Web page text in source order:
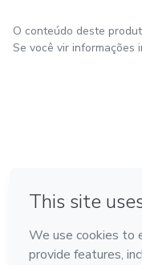
O conteúdo deste
Se você vir informações
Feito com ❤ em